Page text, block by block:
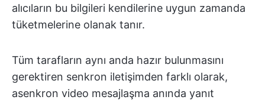
alıcıların bu bilgileri kendilerine uygun zamanda
tüketmelerine olanak tanır.
Tüm tarafların aynı anda hazır bulunmasını
gerektiren senkron iletişimden farklı olarak,
asenkron video mesajlaşma anında yanıt